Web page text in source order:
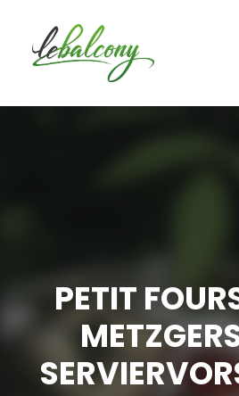
PETIT